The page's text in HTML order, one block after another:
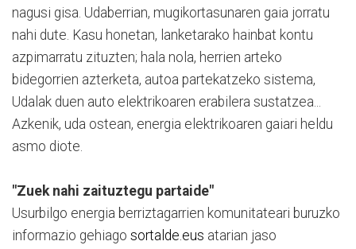
nagusi gisa. Udaberrian, mugikortasunaren gaia jorratu
nahi dute. Kasu honetan, lanketarako hainbat kontu
azpimarratu zituzten; hala nola, herrien arteko
bidegorrien azterketa, autoa partekatzeko sistema,
Udalak duen auto elektrikoaren erabilera sustatzea...
Azkenik, uda ostean, energia elektrikoaren gaiari heldu
asmo diote.
"Zuek nahi zaituztegu partaide"
Usurbilgo energia berriztagarrien komunitateari buruzko
informazio gehiago sortalde.eus atarian jaso